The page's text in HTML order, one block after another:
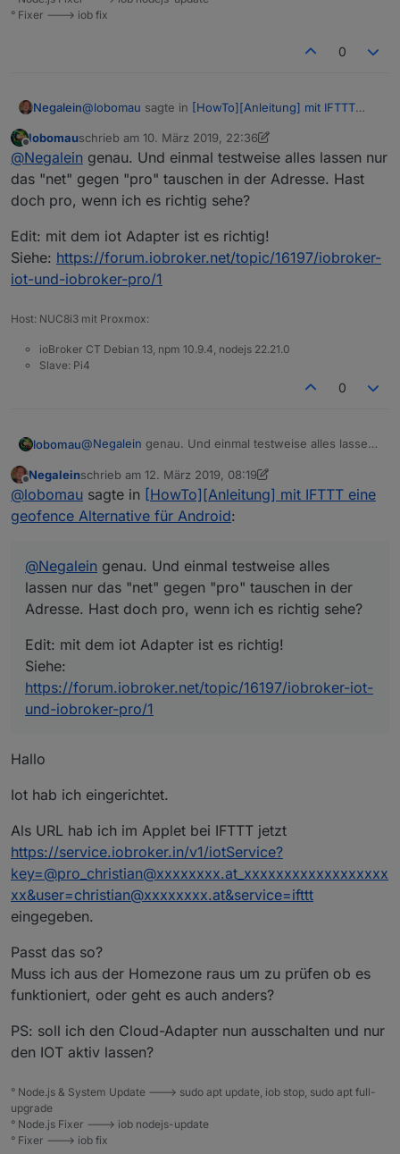
° Fixer ---> iob fix
0
Negalein@lobomau sagte in [HowTo][Anleitung] mit IFTTT
@Negaleinich glaube die Adresse ist falsch. Mit
pro dürfte es nicht .net sein.
Also, den Cloud weg und stattdessen den IOT
Adapter?
Offline
lobomauschrieb am 10. März 2019, 22:36
zuletzt editiert von lobomau3. Nov. 2019, 00:05
@Negalein genau. Und einmal testweise alles lassen nur
das "net" gegen "pro" tauschen in der Adresse. Hast
doch pro, wenn ich es richtig sehe?
Edit: mit dem iot Adapter ist es richtig!
Siehe: https://forum.iobroker.net/topic/16197/iobroker-
iot-und-iobroker-pro/1
Host: NUC8i3 mit Proxmox:
ioBroker CT Debian 13, npm 10.9.4, nodejs 22.21.0
Slave: Pi4
0
lobomau@Negalein genau. Und einmal testweise alles lassen
Hast doch pro, wenn ich es richtig sehe?
Edit: mit dem iot Adapter ist es richtig!
Siehe:
https://forum.iobroker.net/topic/16197/iobroker-iot-
Offline
Negaleinschrieb am 12. März 2019, 08:19
zuletzt editiert von Negalein3. Dez. 2019, 11:17
@lobomau sagte in [HowTo][Anleitung] mit IFTTT eine
geofence Alternative für Android:
@Negalein genau. Und einmal testweise alles
lassen nur das "net" gegen "pro" tauschen in der
Adresse. Hast doch pro, wenn ich es richtig sehe?
Edit: mit dem iot Adapter ist es richtig!
Siehe:
https://forum.iobroker.net/topic/16197/iobroker-iot-
und-iobroker-pro/1
Hallo
Iot hab ich eingerichtet.
Als URL hab ich im Applet bei IFTTT jetzt
https://service.iobroker.in/v1/iotService?
key=@pro_christian@xxxxxxxx.at_xxxxxxxxxxxxxxxxxx
xx&user=christian@xxxxxxxx.at&service=ifttt
eingegeben.
Passt das so?
Muss ich aus der Homezone raus um zu prüfen ob es
funktioniert, oder geht es auch anders?
PS: soll ich den Cloud-Adapter nun ausschalten und nur
den IOT aktiv lassen?
° Node.js & System Update ---> sudo apt update, iob stop, sudo apt full-
upgrade
° Node.js Fixer ---> iob nodejs-update
° Fixer ---> iob fix